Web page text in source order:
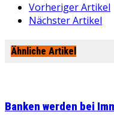
Vorheriger Artikel
Nächster Artikel
Ähnliche Artikel
Banken werden bei